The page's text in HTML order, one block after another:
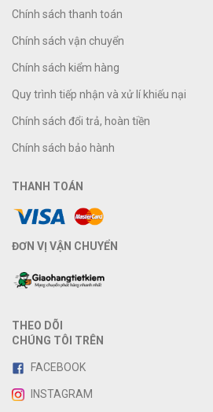
Chính sách thanh toán
Chính sách vận chuyển
Chính sách kiểm hàng
Quy trình tiếp nhận và xử lí khiếu nại
Chính sách đổi trả, hoàn tiền
Chính sách bảo hành
THANH TOÁN
ĐƠN VỊ VẬN CHUYỂN
THEO DÕI
CHÚNG TÔI TRÊN
FACEBOOK
INSTAGRAM